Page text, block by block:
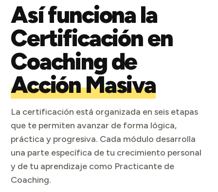
Así funciona la
Certificación en
Coaching de
Acción Masiva
La certificación está organizada en seis etapas
que te permiten avanzar de forma lógica,
práctica y progresiva. Cada módulo desarrolla
una parte específica de tu crecimiento personal
y de tu aprendizaje como Practicante de
Coaching.